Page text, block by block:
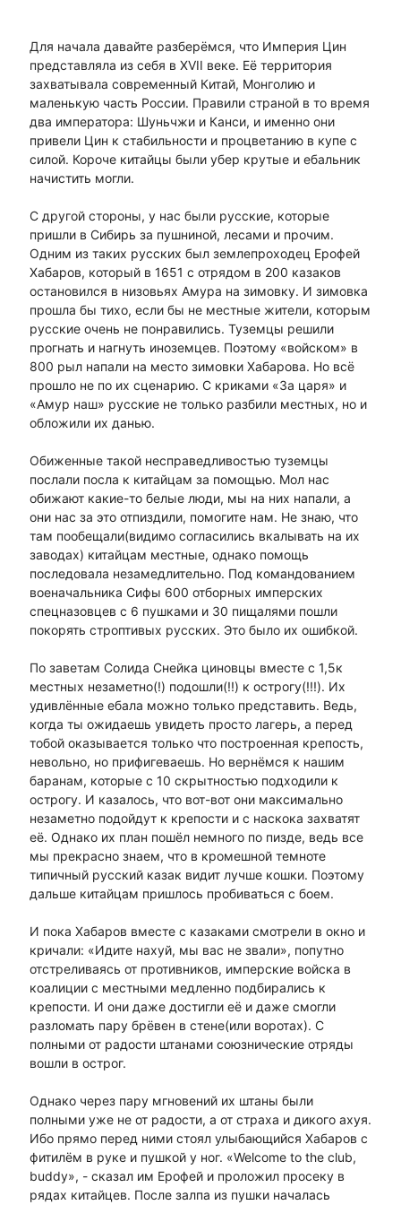
Для начала давайте разберёмся, что Империя Цин
представляла из себя в XVII веке. Её территория
захватывала современный Китай, Монголию и
маленькую часть России. Правили страной в то время
два императора: Шуньчжи и Канси, и именно они
привели Цин к стабильности и процветанию в купе с
силой. Короче китайцы были убер крутые и ебальник
начистить могли.
С другой стороны, у нас были русские, которые
пришли в Сибирь за пушниной, лесами и прочим.
Одним из таких русских был землепроходец Ерофей
Хабаров, который в 1651 с отрядом в 200 казаков
остановился в низовьях Амура на зимовку. И зимовка
прошла бы тихо, если бы не местные жители, которым
русские очень не понравились. Туземцы решили
прогнать и нагнуть иноземцев. Поэтому «войском» в
800 рыл напали на место зимовки Хабарова. Но всё
прошло не по их сценарию. С криками «За царя» и
«Амур наш» русские не только разбили местных, но и
обложили их данью.
Обиженные такой несправедливостью туземцы
послали посла к китайцам за помощью. Мол нас
обижают какие-то белые люди, мы на них напали, а
они нас за это отпиздили, помогите нам. Не знаю, что
там пообещали(видимо согласились вкалывать на их
заводах) китайцам местные, однако помощь
последовала незамедлительно. Под командованием
военачальника Сифы 600 отборных имперских
спецназовцев с 6 пушками и 30 пищалями пошли
покорять строптивых русских. Это было их ошибкой.
По заветам Солида Снейка циновцы вместе с 1,5к
местных незаметно(!) подошли(!!) к острогу(!!!). Их
удивлённые ебала можно только представить. Ведь,
когда ты ожидаешь увидеть просто лагерь, а перед
тобой оказывается только что построенная крепость,
невольно, но прифигеваешь. Но вернёмся к нашим
баранам, которые с 10 скрытностью подходили к
острогу. И казалось, что вот-вот они максимально
незаметно подойдут к крепости и с наскока захватят
её. Однако их план пошёл немного по пизде, ведь все
мы прекрасно знаем, что в кромешной темноте
типичный русский казак видит лучше кошки. Поэтому
дальше китайцам пришлось пробиваться с боем.
И пока Хабаров вместе с казаками смотрели в окно и
кричали: «Идите нахуй, мы вас не звали», попутно
отстреливаясь от противников, имперские войска в
коалиции с местными медленно подбирались к
крепости. И они даже достигли её и даже смогли
разломать пару брёвен в стене(или воротах). С
полными от радости штанами союзнические отряды
вошли в острог.
Однако через пару мгновений их штаны были
полными уже не от радости, а от страха и дикого ахуя.
Ибо прямо перед ними стоял улыбающийся Хабаров с
фитилём в руке и пушкой у ног. «Welcome to the club,
buddy», - сказал им Ерофей и проложил просеку в
рядах китайцев. После залпа из пушки началась